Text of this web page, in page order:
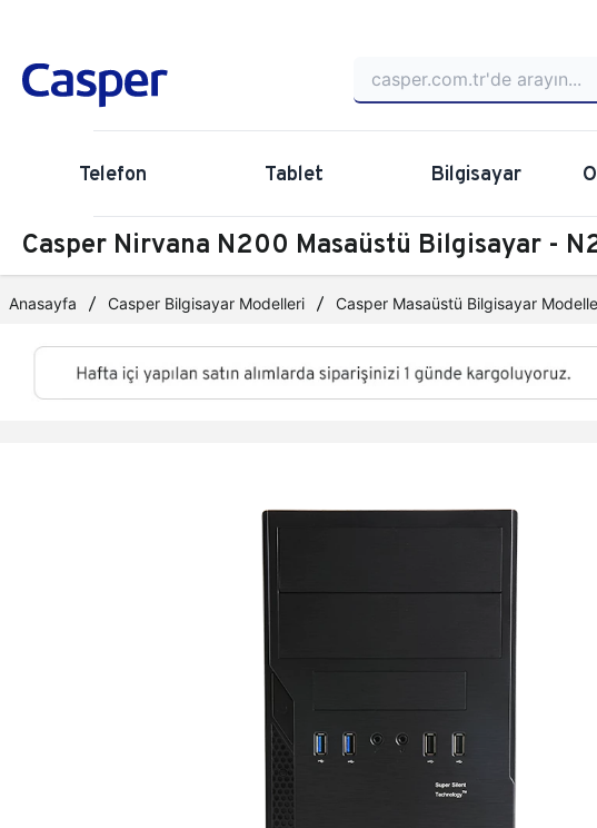
Telefon Tablet Bilgisayar
Casper Nirvana N200 Masaüstü Bilgisayar -
Anasayfa Casper Bilgisayar Modelleri Casper Masaüstü Bilgisayar